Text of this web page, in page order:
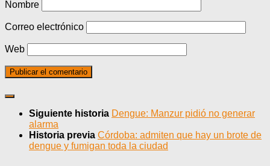
Nombre
Correo electrónico
Web
Siguiente historia Dengue: Manzur pidió no generar
alarma
Historia previa Córdoba: admiten que hay un brote de
dengue y fumigan toda la ciudad